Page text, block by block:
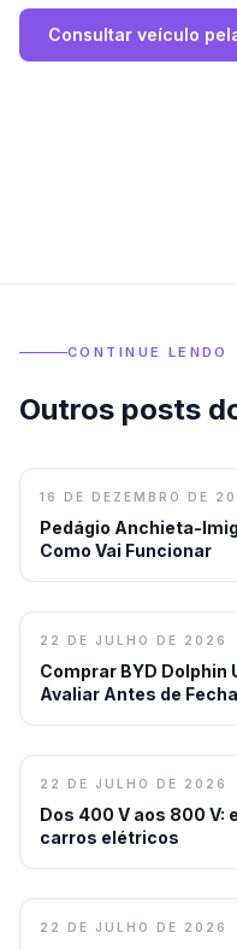
Consultar veículo
CONTINUE LENDO
Outros posts
16 DE DEZEMBRO DE
Pedágio Anchieta-
Como Vai Funcionar
22 DE JULHO DE 2026
Comprar BYD Dolphin
Avaliar Antes de
22 DE JULHO DE 2026
Dos 400 V aos 800 V:
carros elétricos
22 DE JULHO DE 2026